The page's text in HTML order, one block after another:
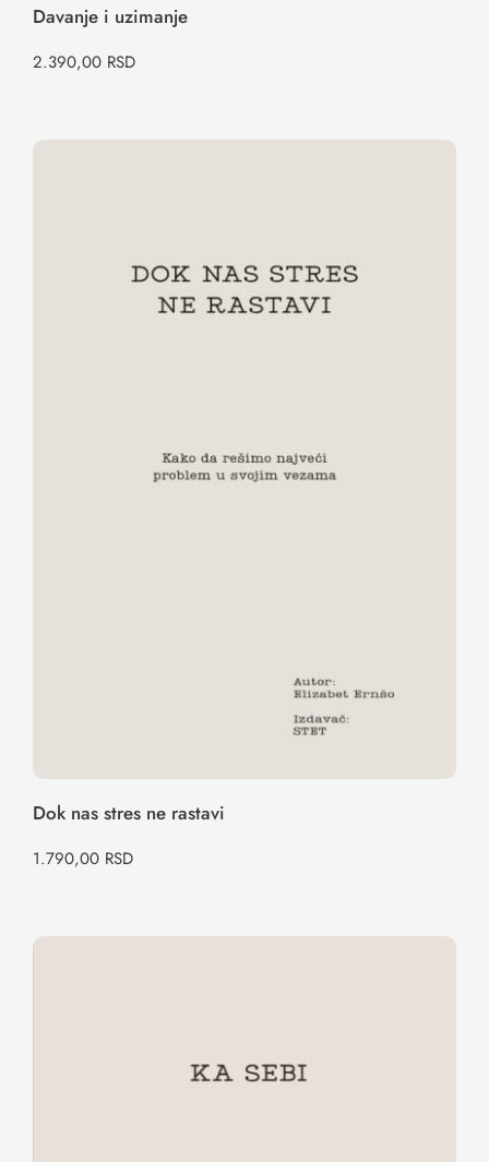
Davanje i uzimanje
2.390,00 RSD
Dok nas stres ne rastavi
Dok nas stres ne rastavi
1.790,00 RSD